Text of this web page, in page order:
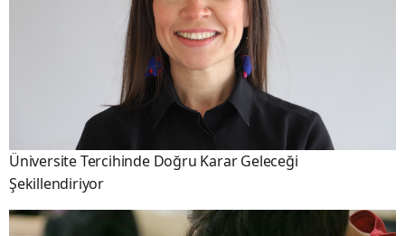
Üniversite Tercihinde Doğru Karar Geleceği
Şekillendiriyor